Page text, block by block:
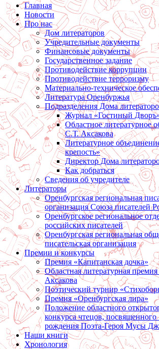
Главная
Новости
Про нас
Дом литераторов
Учредительные документы
Финансовые документы
Государственное задание
Противодействие коррупции
Противодействие терроризму
Материально-техническое
Литература Оренбуржья
Подразделения Дома
Журнал «Гостиный
Областное литературное
С.Т. Аксакова
Литературное
крепость»
Директор Дома
Как добраться
Сведения об учредителе
Литераторы
Оренбургская региональная
организация Союза писателей
Оренбургское региональное
российских писателей
Оренбургская региональная
писательская организация
Премии и конкурсы
Премия «Капитанская дочка»
Областная литературная
Аксакова
Поэтический турнир
Премия «Оренбургская лира»
Положение областного
конкурса чтецов,
рождения Поэта-Героя Мусы
Наши книги
Хронология